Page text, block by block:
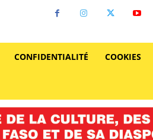
CONFIDENTIALITÉ COOKIES